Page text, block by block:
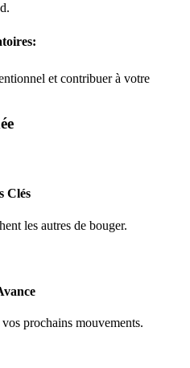
.
et contribuer à votre
Clés
les autres de bouger.
prochains mouvements.